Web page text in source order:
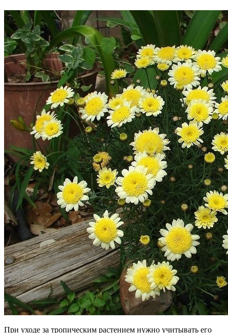
При уходе за тропическим растением нужно учитывать его